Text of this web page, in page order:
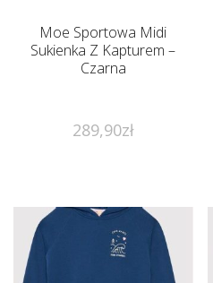
Moe Sportowa Midi
Sukienka Z Kapturem –
Czarna
289,90zł